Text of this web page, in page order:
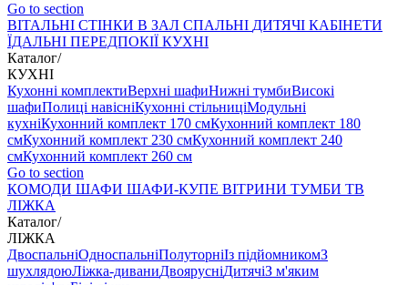
Go to section
ВIТАЛЬНI СТІНКИ В ЗАЛ СПАЛЬНІ ДИТЯЧІ КАБІНЕТИ
ЇДАЛЬНI ПЕРЕДПОКІЇ КУХНІ
Каталог/
КУХНІ
Кухонні комплектиВерхні шафиНижні тумбиВисокі
шафиПолиці навісніКухонні стільниціМодульні
кухніКухонний комплект 170 смКухонний комплект 180
смКухонний комплект 230 смКухонний комплект 240
смКухонний комплект 260 см
Go to section
КОМОДИ ШАФИ ШАФИ-КУПЕ ВІТРИНИ ТУМБИ ТВ
ЛІЖКА
Каталог/
ЛІЖКА
ДвоспальніОдноспальніПолуторніІз підйомникомЗ
шухлядоюЛіжка-диваниДвоярусніДитячіЗ м'яким